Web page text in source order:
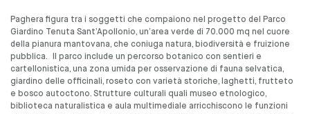
Paghera figura tra i soggetti che compaiono nel progetto del Parco
Giardino Tenuta Sant’Apollonio, un’area verde di 70.000 mq nel cuore
della pianura mantovana, che coniuga natura, biodiversità e fruizione
pubblica. Il parco include un percorso botanico con sentieri e
cartellonistica, una zona umida per osservazione di fauna selvatica,
giardino delle officinali, roseto con varietà storiche, laghetti, frutteto
e bosco autoctono. Strutture culturali quali museo etnologico,
biblioteca naturalistica e aula multimediale arricchiscono le funzioni